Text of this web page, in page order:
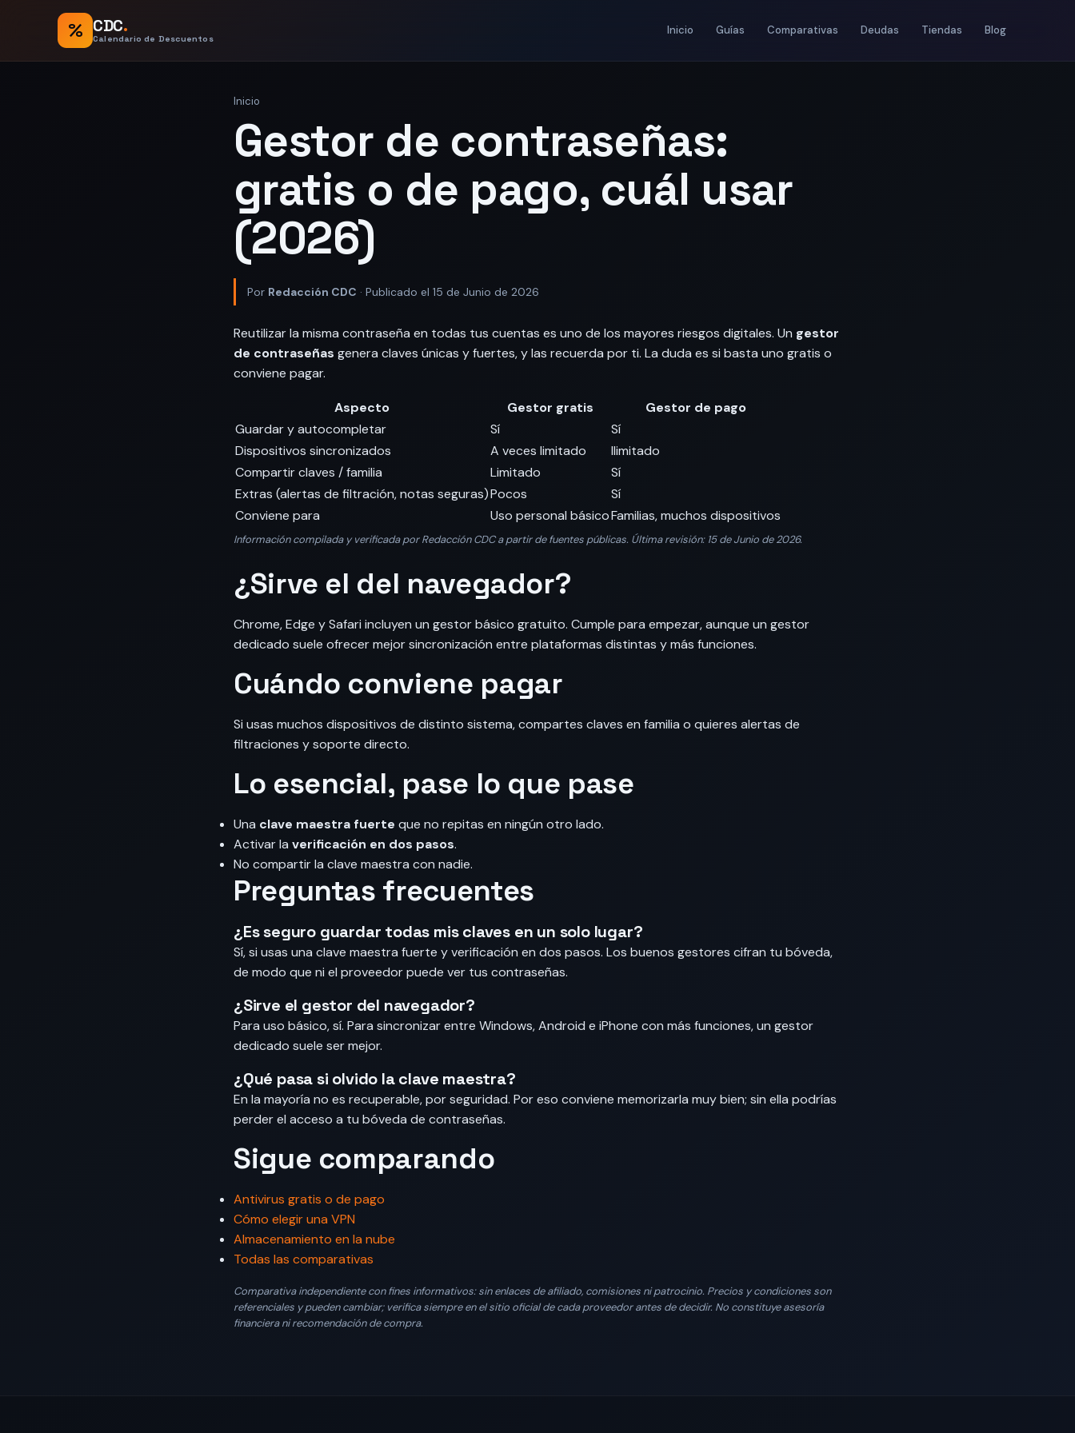
% CDC.
Calendario de Descuentos
Inicio Guías Comparativas Deudas Tiendas Blog
Inicio
Gestor de contraseñas:
gratis o de pago, cuál usar
(2026)
Por Redacción CDC · Publicado el 15 de Junio de 2026
Reutilizar la misma contraseña en todas tus cuentas es uno de los mayores riesgos digitales. Un gestor
de contraseñas genera claves únicas y fuertes, y las recuerda por ti. La duda es si basta uno gratis o
conviene pagar.
Aspecto Gestor gratis
Gestor de pago
Guardar y autocompletar
Sí
Sí
Dispositivos sincronizados
A veces limitado
Ilimitado
Compartir claves / familia
Limitado
Sí
Extras (alertas de filtración, notas seguras)Pocos
Sí
Conviene para
Uso personal básicoFamilias, muchos dispositivos
Información compilada y verificada por Redacción CDC a partir de fuentes públicas. Última revisión: 15 de Junio de 2026.
¿Sirve el del navegador?
Chrome, Edge y Safari incluyen un gestor básico gratuito. Cumple para empezar, aunque un gestor
dedicado suele ofrecer mejor sincronización entre plataformas distintas y más funciones.
Cuándo conviene pagar
Si usas muchos dispositivos de distinto sistema, compartes claves en familia o quieres alertas de
filtraciones y soporte directo.
Lo esencial, pase lo que pase
Una clave maestra fuerte que no repitas en ningún otro lado.
Activar la verificación en dos pasos.
No compartir la clave maestra con nadie.
Preguntas frecuentes
¿Es seguro guardar todas mis claves en un solo lugar?
Sí, si usas una clave maestra fuerte y verificación en dos pasos. Los buenos gestores cifran tu bóveda,
de modo que ni el proveedor puede ver tus contraseñas.
¿Sirve el gestor del navegador?
Para uso básico, sí. Para sincronizar entre Windows, Android e iPhone con más funciones, un gestor
dedicado suele ser mejor.
¿Qué pasa si olvido la clave maestra?
En la mayoría no es recuperable, por seguridad. Por eso conviene memorizarla muy bien; sin ella podrías
perder el acceso a tu bóveda de contraseñas.
Sigue comparando
Antivirus gratis o de pago
Cómo elegir una VPN
Almacenamiento en la nube
Todas las comparativas
Comparativa independiente con fines informativos: sin enlaces de afiliado, comisiones ni patrocinio. Precios y condiciones son
referenciales y pueden cambiar; verifica siempre en el sitio oficial de cada proveedor antes de decidir. No constituye asesoría
financiera ni recomendación de compra.